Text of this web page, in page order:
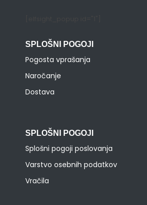
SPLOŠNI POGOJI
Pogosta vprašanja
Naročanje
Dostava
SPLOŠNI POGOJI
Splošni pogoji poslovanja
Varstvo osebnih podatkov
Vračila